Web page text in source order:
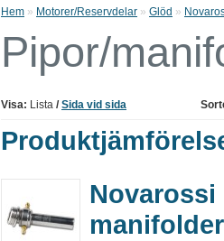
Hem » Motorer/Reservdelar » Glöd »
Pipor/
Visa: Lista / Sida vid sida
Novarossi